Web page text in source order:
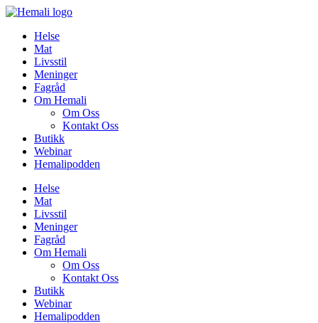
Skip
contentHelse
Mat
Livsstil
Meninger
Fagråd
Om Hemali
Om Oss
Kontakt Oss
Butikk
Webinar
Hemalipodden
Helse
Mat
Livsstil
Meninger
Fagråd
Om Hemali
Om Oss
Kontakt Oss
Butikk
Webinar
Hemalipodden